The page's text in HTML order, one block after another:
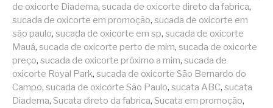
de oxicorte Diadema, sucada de oxicorte direto da fabrica,
sucada de oxicorte em promoção, sucada de oxicorte em
são paulo, sucada de oxicorte em sp, sucada de oxicorte
Mauá, sucada de oxicorte perto de mim, sucada de oxicorte
preço, sucada de oxicorte próximo a mim, sucada de
oxicorte Royal Park, sucada de oxicorte São Bernardo do
Campo, sucada de oxicorte São Paulo, sucata ABC, sucata
Diadema, Sucata direto da fabrica, Sucata em promoção,